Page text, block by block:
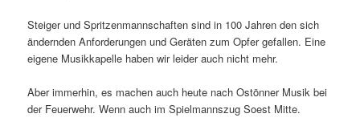
Steiger und Spritzenmannschaften sind in 100 Jahren den sich
ändernden Anforderungen und Geräten zum Opfer gefallen. Eine
eigene Musikkapelle haben wir leider auch nicht mehr.
Aber immerhin, es machen auch heute nach Ostönner Musik bei
der Feuerwehr. Wenn auch im Spielmannszug Soest Mitte.